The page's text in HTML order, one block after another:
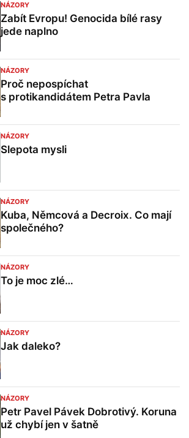
NÁZORY
Zabít Evropu! Genocida bílé rasy
jede naplno
NÁZORY
Proč nepospíchat
s protikandidátem Petra Pavla
NÁZORY
Slepota mysli
NÁZORY
Kuba, Němcová a Decroix. Co mají
společného?
NÁZORY
To je moc zlé…
NÁZORY
Jak daleko?
NÁZORY
Petr Pavel Pávek Dobrotivý. Koruna
už chybí jen v šatně